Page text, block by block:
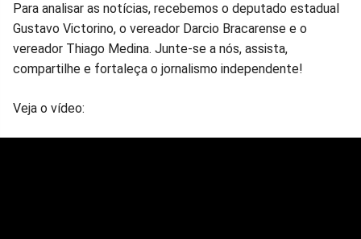
Para analisar as notícias, recebemos o deputado estadual
Gustavo Victorino, o vereador Darcio Bracarense e o
vereador Thiago Medina. Junte-se a nós, assista,
compartilhe e fortaleça o jornalismo independente!
Veja o vídeo: